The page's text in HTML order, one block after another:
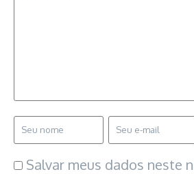
Salvar meus dados neste